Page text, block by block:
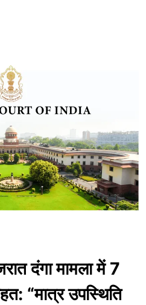
दंगा मामला में 7
“मात्र उपस्थिति